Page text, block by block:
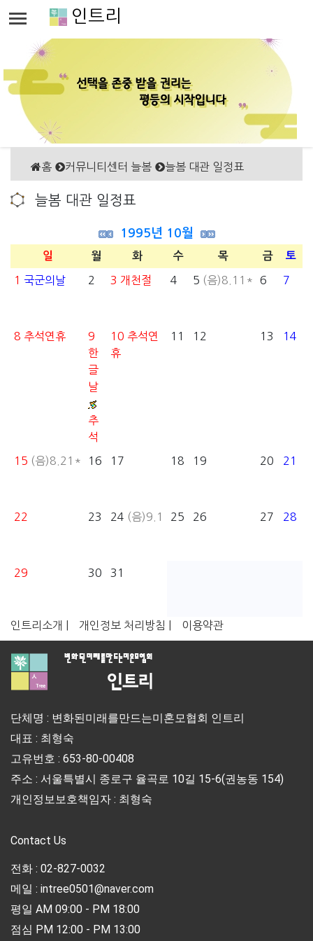
인트리
홈 커뮤니티센터 늘봄 늘봄 대관 일정표
늘봄 대관 일정표
1995년 10월
일 월 화 수 목 금 토
1 국군의날 2 3 개천절 4 5 (음)8.11* 6 7
8 추석연휴
9
한
글
날
추
석
10 추석연
휴
11 12 13 14
15 (음)8.21* 16 17 18 19 20 21
22 23 24 (음)9.1 25 26 27 28
29 30 31
인트리소개 | 개인정보 처리방침 | 이용약관
단체명 : 변화된미래를만드는미혼모협회 인트리
대표 : 최형숙
고유번호 : 653-80-00408
주소 : 서울특별시 종로구 율곡로 10길 15-6(권농동 154)
개인정보보호책임자 : 최형숙
Contact Us
전화 : 02-827-0032
메일 : intree0501@naver.com
평일 AM 09:00 - PM 18:00
점심 PM 12:00 - PM 13:00